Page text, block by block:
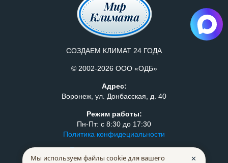
СОЗДАЕМ КЛИМАТ 24 ГОДА
© 2002-2026 ООО «ОДБ»
Адрес:
Воронеж, ул. Донбасская, д. 40
Режим работы:
Пн-Пт: с 8:30 до 17:30
Политика конфидециальности
Правила продажи товаров
Мы используем файлы cookie для вашего
✕